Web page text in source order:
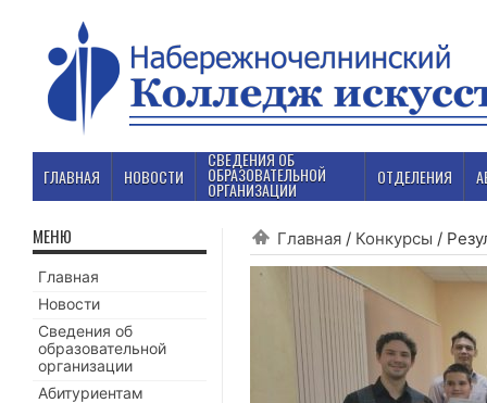
ГЛАВНАЯ НОВОСТИ
СВЕДЕНИЯ ОБ
ОБРАЗОВАТЕЛЬНОЙ
ОРГАНИЗАЦИИ
ОТДЕЛЕНИЯ
Главная / Конкурсы /
МЕНЮ
Главная
Новости
Сведения об
образовательной
организации
Абитуриентам